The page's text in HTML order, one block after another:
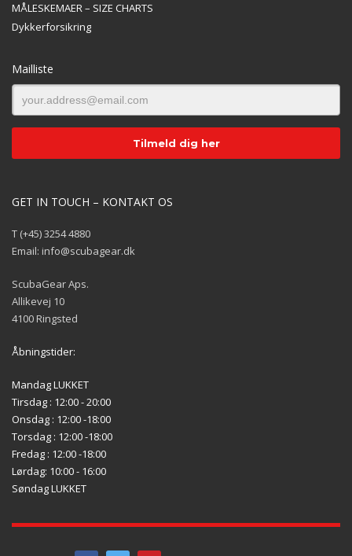
MÅLESKEMAER – SIZE CHARTS
Dykkerforsikring
Mailliste
GET IN TOUCH – KONTAKT OS
T (+45) 3254 4880
Email: info@scubagear.dk
ScubaGear Aps.
Allikevej 10
4100 Ringsted
Åbningstider:
Mandag LUKKET
Tirsdag : 12:00 - 20:00
Onsdag : 12:00 -18:00
Torsdag : 12:00 -18:00
Fredag : 12:00 -18:00
Lørdag: 10:00 - 16:00
Søndag LUKKET